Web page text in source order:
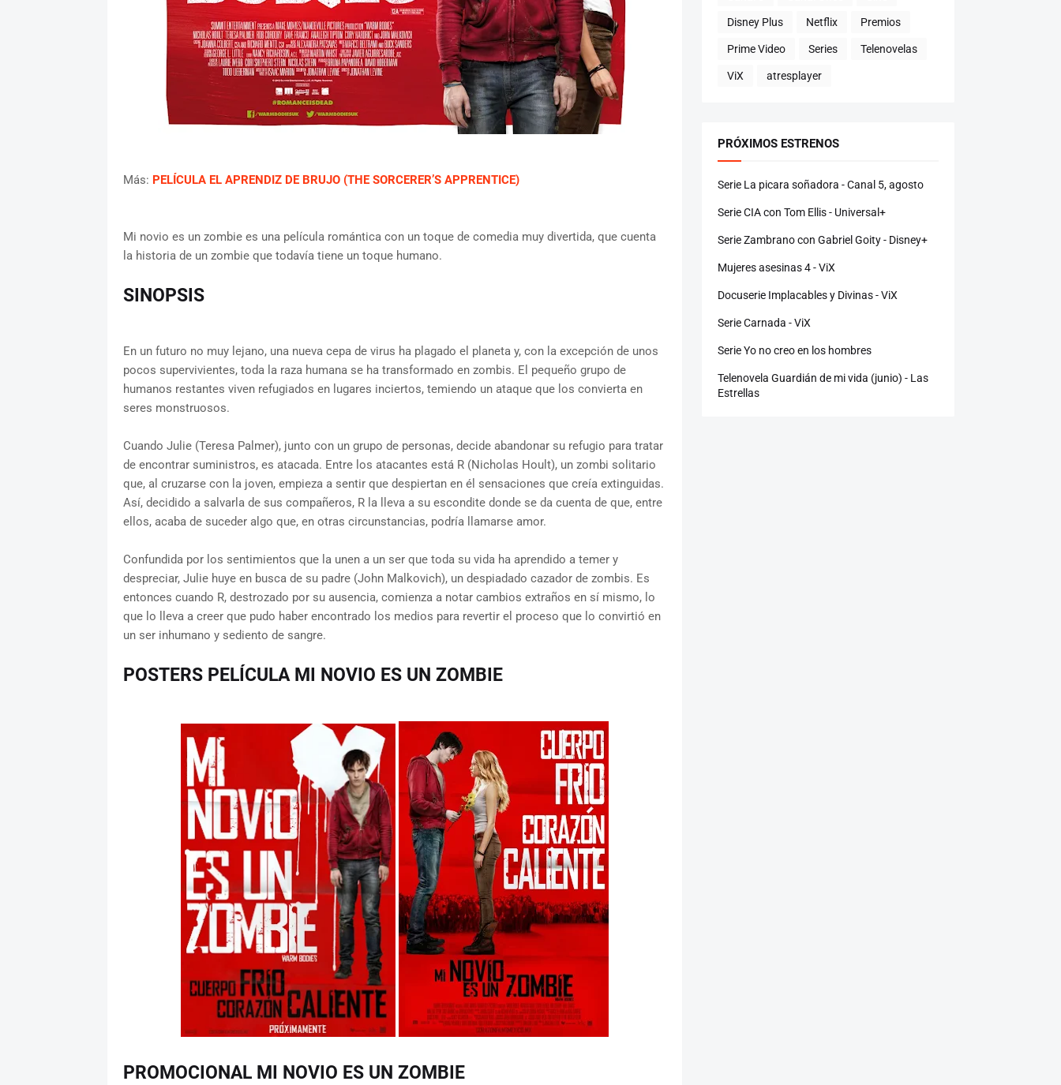
Más: PELÍCULA EL APRENDIZ DE BRUJO (THE SORCERER’S APPRENTICE)
Mi novio es un zombie es una película romántica con un toque de comedia muy divertida, que cuenta
la historia de un zombie que todavía tiene un toque humano.
SINOPSIS
En un futuro no muy lejano, una nueva cepa de virus ha plagado el planeta y, con la excepción de unos
pocos supervivientes, toda la raza humana se ha transformado en zombis. El pequeño grupo de
humanos restantes viven refugiados en lugares inciertos, temiendo un ataque que los convierta en
seres monstruosos.
Cuando Julie (Teresa Palmer), junto con un grupo de personas, decide abandonar su refugio para tratar
de encontrar suministros, es atacada. Entre los atacantes está R (Nicholas Hoult), un zombi solitario
que, al cruzarse con la joven, empieza a sentir que despiertan en él sensaciones que creía extinguidas.
Así, decidido a salvarla de sus compañeros, R la lleva a su escondite donde se da cuenta de que, entre
ellos, acaba de suceder algo que, en otras circunstancias, podría llamarse amor.
Confundida por los sentimientos que la unen a un ser que toda su vida ha aprendido a temer y
despreciar, Julie huye en busca de su padre (John Malkovich), un despiadado cazador de zombis. Es
entonces cuando R, destrozado por su ausencia, comienza a notar cambios extraños en sí mismo, lo
que lo lleva a creer que pudo haber encontrado los medios para revertir el proceso que lo convirtió en
un ser inhumano y sediento de sangre.
POSTERS PELÍCULA MI NOVIO ES UN ZOMBIE
PROMOCIONAL MI NOVIO ES UN ZOMBIE
Disney Plus Netflix Premios
Prime Video Series Telenovelas
ViX atresplayer
PRÓXIMOS ESTRENOS
Serie La picara soñadora - Canal 5, agosto
Serie CIA con Tom Ellis - Universal+
Serie Zambrano con Gabriel Goity - Disney+
Mujeres asesinas 4 - ViX
Docuserie Implacables y Divinas - ViX
Serie Carnada - ViX
Serie Yo no creo en los hombres
Telenovela Guardián de mi vida (junio) - Las
Estrellas